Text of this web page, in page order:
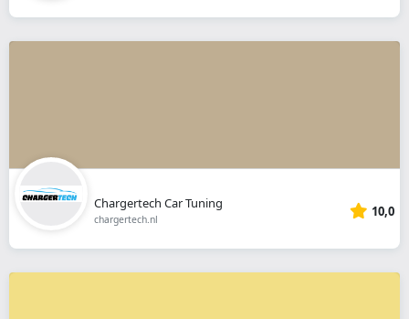
Chargertech Car Tuning
chargertech.nl 10,0